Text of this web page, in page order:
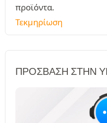
προϊόντα.
Τεκμηρίωση
ΠΡΌΣΒΑΣΗ ΣΤΗΝ